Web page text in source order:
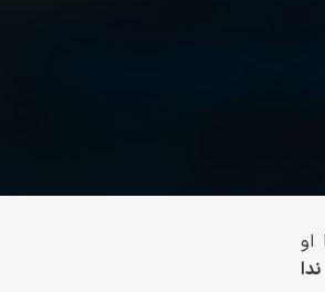
او